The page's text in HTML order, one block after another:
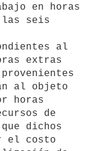
en horas
las seis
extras
al objeto
horas
de
dichos
el costo